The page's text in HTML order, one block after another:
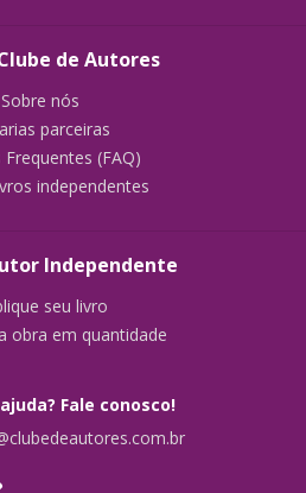
de Autores
Sobre nós
parceiras
Frequentes (FAQ)
independentes
Independente
seu livro
obra em quantidade
Fale conosco!